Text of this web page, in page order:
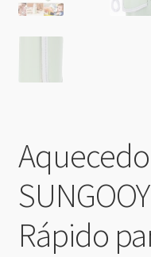
Rápido